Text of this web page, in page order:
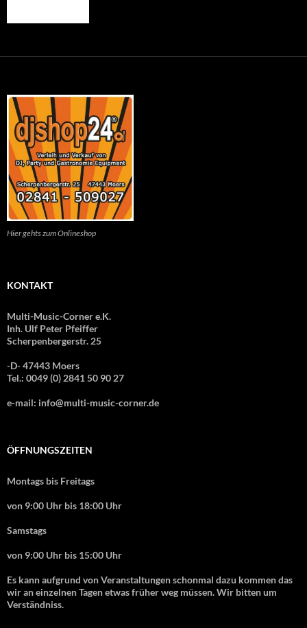
Hier gehts zum Onlineshop
KONTAKT
Multi-Music-Corner e.K.
Inh. Ulf Peter Pfeiffer
Scherpenbergerstr. 25
-D- 47443 Moers
Tel.: 0049 (0) 2841 50 90 27
e-mail: info@multi-music-corner.de
ÖFFNUNGSZEITEN
Montags bis Freitags
von 9:00 Uhr bis 18:00 Uhr
Samstags
von 9:00 Uhr bis 15:00 Uhr
Es kann aufgrund von Veranstaltungen schonmal dazu kommen das
wir an einzelnen Tagen etwas früher weg müssen. Wir bitten um
Verständniss.